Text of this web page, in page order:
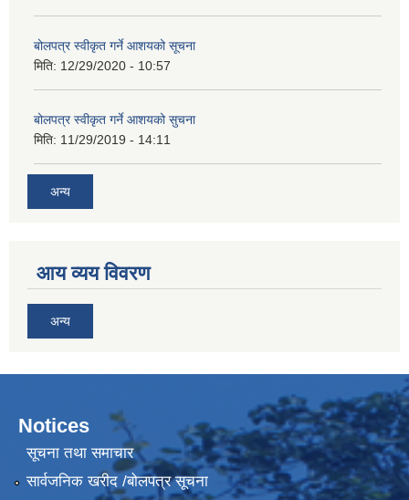
बोलपत्र स्वीकृत गर्ने आशयको सूचना
मिति: 12/29/2020 - 10:57
बोलपत्र स्वीकृत गर्ने आशयको सुचना
मिति: 11/29/2019 - 14:11
अन्य
आय व्यय विवरण
अन्य
Notices
सूचना तथा समाचार
सार्वजनिक खरीद /बोलपत्र सूचना